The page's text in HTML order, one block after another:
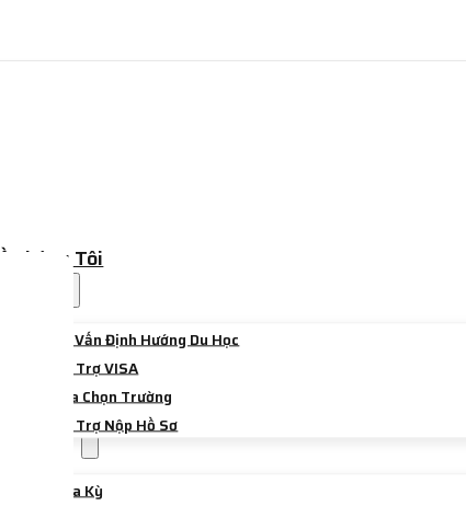
Về Chúng Tôi
Tư Vấn Định Hướng Du Học
Hỗ Trợ VISA
Lựa Chọn Trường
Hỗ Trợ Nộp Hồ Sơ
Hoa Kỳ